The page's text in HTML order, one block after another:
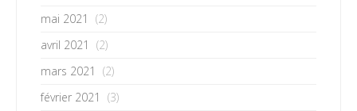
mai 2021
(2)
avril 2021
(2)
mars 2021
(2)
février 2021
(3)